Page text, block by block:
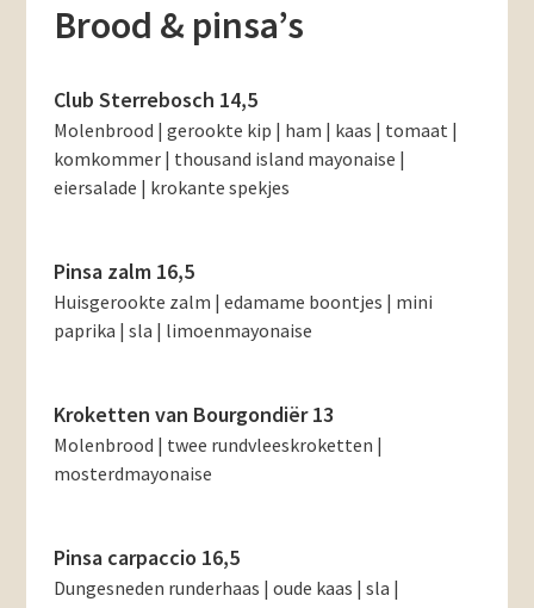
Brood & pinsa’s
Club Sterrebosch 14,5
Molenbrood | gerookte kip | ham | kaas | tomaat |
komkommer | thousand island mayonaise |
eiersalade | krokante spekjes
Pinsa zalm 16,5
Huisgerookte zalm | edamame boontjes | mini
paprika | sla | limoenmayonaise
Kroketten van Bourgondiër 13
Molenbrood | twee rundvleeskroketten |
mosterdmayonaise
Pinsa carpaccio 16,5
Dungesneden runderhaas | oude kaas | sla |